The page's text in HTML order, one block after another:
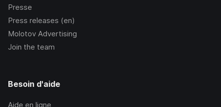
Presse
Press releases (en)
Molotov Advertising
Join the team
Besoin d'aide
Aide en ligne